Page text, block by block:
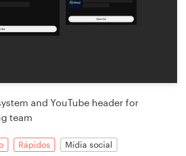
and YouTube header for
team
Rápidos Mídia social